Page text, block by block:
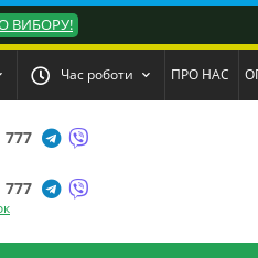
ВИБОРУ!
Час роботи ПРО НАС
777
777